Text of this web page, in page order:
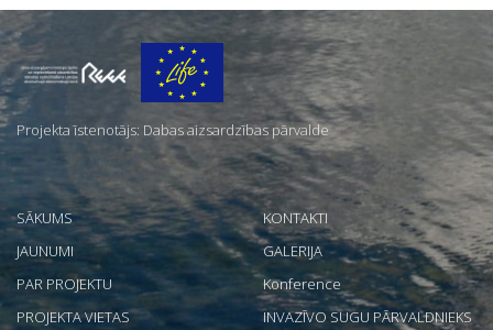
Par
mums
Projekta īstenotājs: Dabas aizsardzības pārvalde
SĀKUMS
JAUNUMI
PAR PROJEKTU
PROJEKTA VIETAS
KONTAKTI
GALERIJA
Konference
INVAZĪVO SUGU PĀRVALDNIEKS